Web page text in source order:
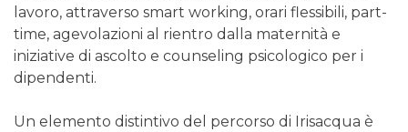
lavoro, attraverso smart working, orari flessibili, part-
time, agevolazioni al rientro dalla maternità e
iniziative di ascolto e counseling psicologico per i
dipendenti.
Un elemento distintivo del percorso di Irisacqua è